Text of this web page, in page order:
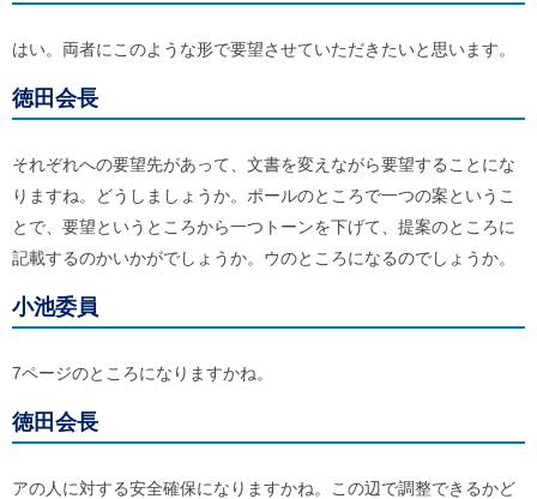
はい。両者にこのような形で要望させていただきたいと思います。
徳田会長
それぞれへの要望先があって、文書を変えながら要望することにな
りますね。どうしましょうか。ポールのところで一つの案というこ
とで、要望というところから一つトーンを下げて、提案のところに
記載するのかいかがでしょうか。ウのところになるのでしょうか。
小池委員
7ページのところになりますかね。
徳田会長
アの人に対する安全確保になりますかね。この辺で調整できるかど